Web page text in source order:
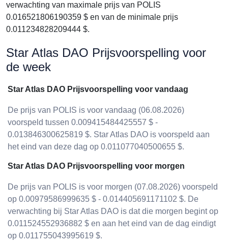
verwachting van maximale prijs van POLIS
0.016521806190359 $ en van de minimale prijs
0.011234828209444 $.
Star Atlas DAO Prijsvoorspelling voor
de week
Star Atlas DAO Prijsvoorspelling voor vandaag
De prijs van POLIS is voor vandaag (06.08.2026)
voorspeld tussen 0.009415484425557 $ -
0.013846300625819 $. Star Atlas DAO is voorspeld aan
het eind van deze dag op 0.011077040500655 $.
Star Atlas DAO Prijsvoorspelling voor morgen
De prijs van POLIS is voor morgen (07.08.2026) voorspeld
op 0.00979586999635 $ - 0.014405691171102 $. De
verwachting bij Star Atlas DAO is dat die morgen begint op
0.011524552936882 $ en aan het eind van de dag eindigt
op 0.011755043995619 $.